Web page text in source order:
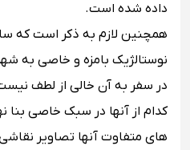
داده شده است.
همچنین لازم به ذکر است که
نوستالژیک بامزه و خاصی به
در سفر به آن خالی از لطف
کدام از آنها در سبک خاصی بنا
‌های متفاوت آنها تصاویر نقاشی